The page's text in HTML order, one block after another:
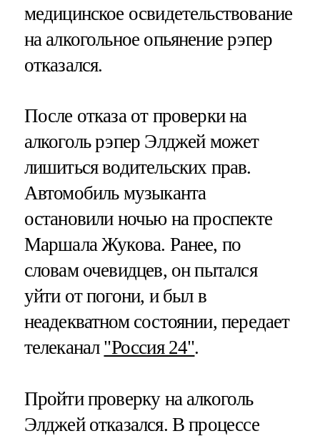
медицинское освидетельствование
на алкогольное опьянение рэпер
отказался.
После отказа от проверки на
алкоголь рэпер Элджей может
лишиться водительских прав.
Автомобиль музыканта
остановили ночью на проспекте
Маршала Жукова. Ранее, по
словам очевидцев, он пытался
уйти от погони, и был в
неадекватном состоянии, передает
телеканал "Россия 24".
Пройти проверку на алкоголь
Элджей отказался. В процессе